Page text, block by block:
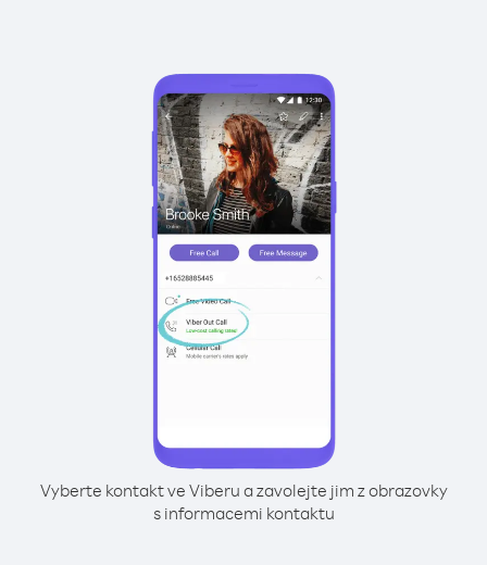
Vyberte kontakt ve Viberu a zavolejte jim z obrazovky
s informacemi kontaktu